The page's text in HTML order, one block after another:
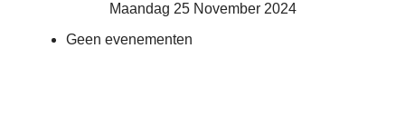
Maandag 25 November 2024
Geen evenementen